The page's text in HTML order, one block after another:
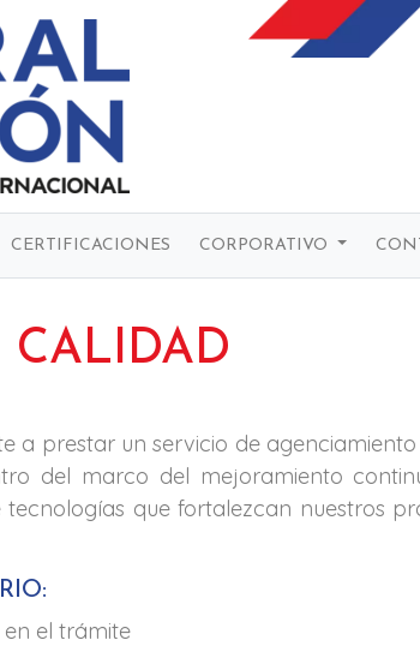
CERTIFICACIONES CORPORATIVO
CALIDAD
a prestar un servicio de
del marco del mejoramiento
que fortalezcan nuestros
el trámite